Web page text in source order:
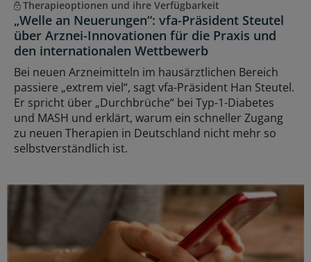
Therapieoptionen und ihre Verfügbarkeit
„Welle an Neuerungen“: vfa-Präsident Steutel
über Arznei-Innovationen für die Praxis und
den internationalen Wettbewerb
Bei neuen Arzneimitteln im hausärztlichen Bereich
passiere „extrem viel“, sagt vfa-Präsident Han Steutel.
Er spricht über „Durchbrüche“ bei Typ-1-Diabetes
und MASH und erklärt, warum ein schneller Zugang
zu neuen Therapien in Deutschland nicht mehr so
selbstverständlich ist.